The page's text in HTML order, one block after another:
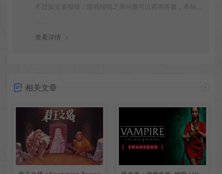
不过如安装报错，游戏报错之类问题可以咨询客服，本站
查看详情
相关文章